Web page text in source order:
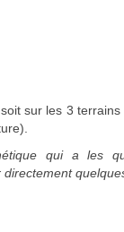
sur les 3
qui a les